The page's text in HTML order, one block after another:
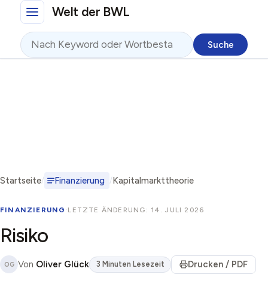
Direkt zum InhaltWelt der BWL
Suche
Startseite Finanzierung Kapitalmarkttheorie
FINANZIERUNG · LETZTE ÄNDERUNG: 14. JULI 2026
Risiko
OG Von Oliver Glück 3 Minuten Lesezeit Drucken / PDF